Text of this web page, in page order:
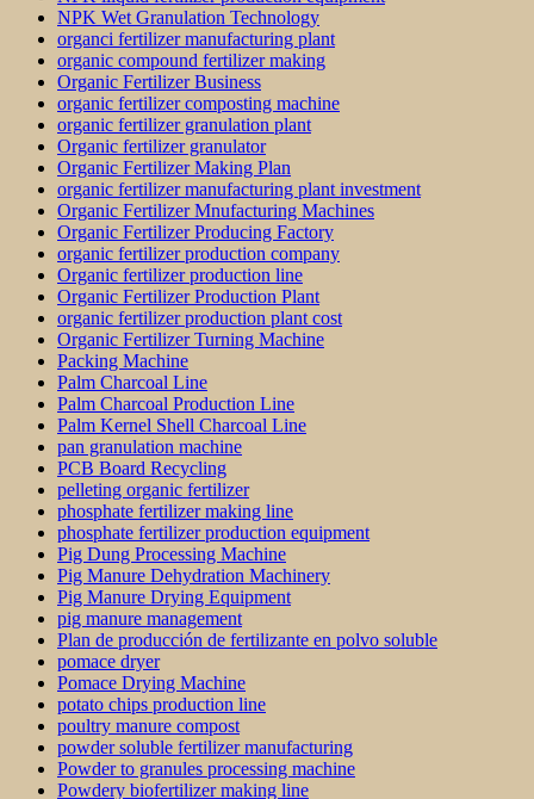
NPK Wet Granulation Technology
organci fertilizer manufacturing plant
organic compound fertilizer making
Organic Fertilizer Business
organic fertilizer composting machine
organic fertilizer granulation plant
Organic fertilizer granulator
Organic Fertilizer Making Plan
organic fertilizer manufacturing plant investment
Organic Fertilizer Mnufacturing Machines
Organic Fertilizer Producing Factory
organic fertilizer production company
Organic fertilizer production line
Organic Fertilizer Production Plant
organic fertilizer production plant cost
Organic Fertilizer Turning Machine
Packing Machine
Palm Charcoal Line
Palm Charcoal Production Line
Palm Kernel Shell Charcoal Line
pan granulation machine
PCB Board Recycling
pelleting organic fertilizer
phosphate fertilizer making line
phosphate fertilizer production equipment
Pig Dung Processing Machine
Pig Manure Dehydration Machinery
Pig Manure Drying Equipment
pig manure management
Plan de producción de fertilizante en polvo soluble
pomace dryer
Pomace Drying Machine
potato chips production line
poultry manure compost
powder soluble fertilizer manufacturing
Powder to granules processing machine
Powdery biofertilizer making line